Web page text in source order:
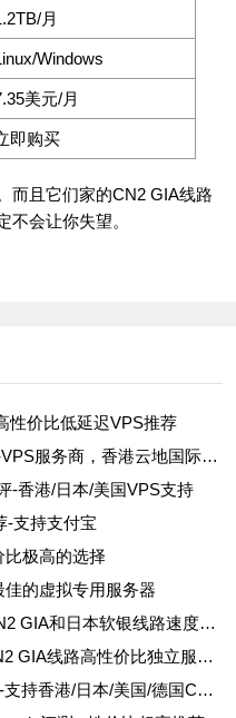
月
Windows
美元/月
即购买
而且它们家的CN2 GIA线路
会让你失望。
性价比低延迟VPS推荐
HostKVM-高性价比的海外VPS服务商，香港云地国际节点补货享7折优惠
-香港/日本/美国VPS支持
-支持支付宝
极高的选择
的虚拟专用服务器
GigsGigs日本VPS测评-CN2 GIA和日本软银线路速度快价格低
云创网络美国VPS测评-CN2 GIA线路高性价比独立服务器选择
DogYun海外VPS详细测评-支持香港/日本/美国/德国CN2GIA线路